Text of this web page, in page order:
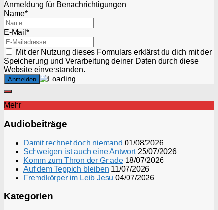
Anmeldung für Benachrichtigungen
Name*
E-Mail*
Mit der Nutzung dieses Formulars erklärst du dich mit der
Speicherung und Verarbeitung deiner Daten durch diese
Website einverstanden.
Mehr
Audiobeiträge
Damit rechnet doch niemand 01/08/2026
Schweigen ist auch eine Antwort 25/07/2026
Komm zum Thron der Gnade 18/07/2026
Auf dem Teppich bleiben 11/07/2026
Fremdkörper im Leib Jesu 04/07/2026
Kategorien